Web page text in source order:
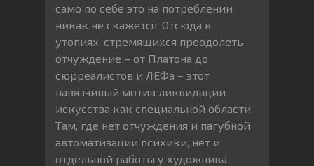
само по себе это на потреблении
никак не скажется. Отсюда в
утопиях, стремящихся преодолеть
отчуждение – от Платона до
сюрреалистов и ЛЕФа – этот
навязчивый мотив ликвидации
искусства как специальной области.
Там, где нет отчуждения и пагубной
автоматизации психики, нет и
отдельной работы у художника.